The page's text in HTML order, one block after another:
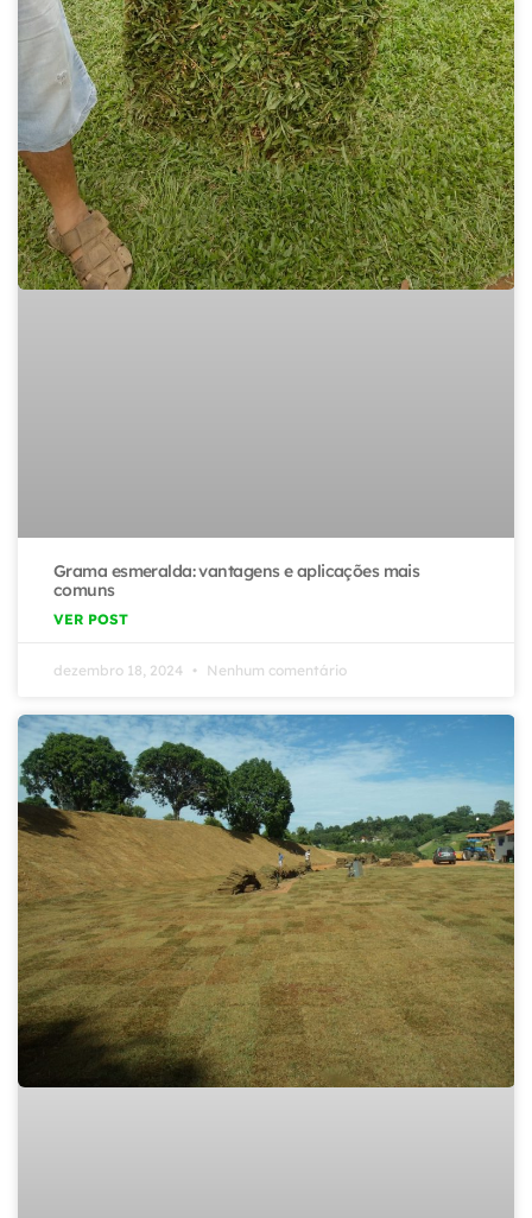
Grama esmeralda: vantagens e aplicações mais
comuns
VER POST
dezembro 18, 2024 Nenhum comentário